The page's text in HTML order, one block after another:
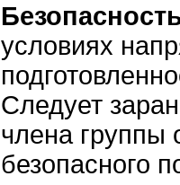
условиях
Следует
члена группы
безопасного